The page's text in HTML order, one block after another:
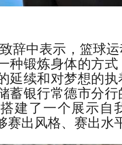
辞中表示，篮球
种锻炼身体的方
延续和对梦想的
蓄银行常德市分
建了一个展示自
赛出风格、赛出水